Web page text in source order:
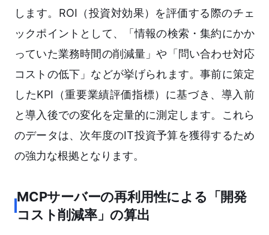
します。ROI（投資対効果）を評価する際のチェ
ックポイントとして、「情報の検索・集約にかか
っていた業務時間の削減量」や「問い合わせ対応
コストの低下」などが挙げられます。事前に策定
したKPI（重要業績評価指標）に基づき、導入前
と導入後での変化を定量的に測定します。これら
のデータは、次年度のIT投資予算を獲得するため
の強力な根拠となります。
MCPサーバーの再利用性による「開発
コスト削減率」の算出